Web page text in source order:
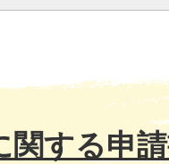
関する申